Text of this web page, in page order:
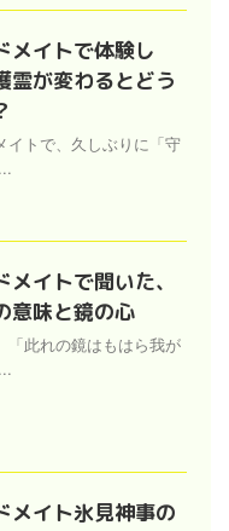
メイトで体験し
霊が変わるとどう
イトで、久しぶりに「守
メイトで聞いた、
意味と鏡の心
「此れの鏡はもはら我が
メイト氷見神事の